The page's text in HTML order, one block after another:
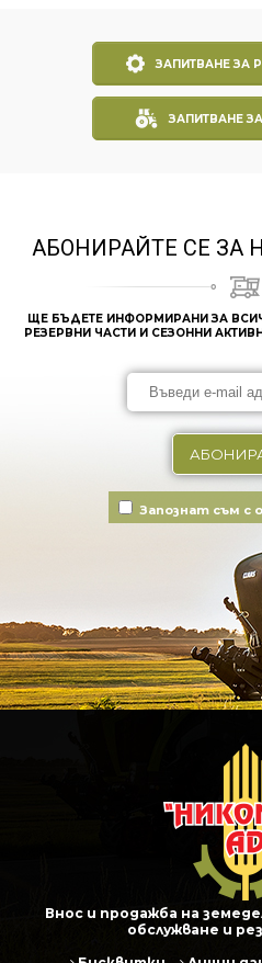
ЗАПИТВАНЕ ЗА
ЗАПИТВАНЕ
АБОНИРАЙТЕ СЕ ЗА
ЩЕ БЪДЕТЕ ИНФОРМИРАНИ ЗА
РЕЗЕРВНИ ЧАСТИ И СЕЗОННИ
Запознат съм с
Внос и продажба на
обслужване и